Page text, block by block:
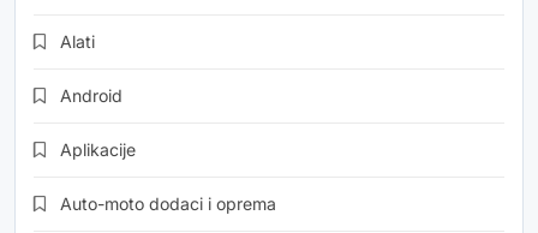
Alati
Android
Aplikacije
Auto-moto dodaci i oprema